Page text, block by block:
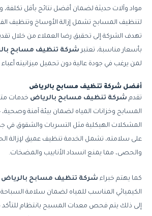
مواد وآلات حديثة لضمان أفضل نتائج بأقل تكلفة،
لتنظيف المسابح تشمل إزالة الأوساخ وتنظيف
تهدف الشركة إلى تحقيق رضا العملاء من خلال
بأسعار مناسبة، تعتبرشركة تنظيف مسابح
لمن يرغب في جودة عالية دون تحميل ميزانيته
أفضل شركة تنظيف مسابح بالرياض
تقدم شركة تنظيف مسابح بالرياض خدمات
المسابح وخزانات المياه لضمان بيئة آمنة وصحية،
المشكلات الهيكلية مثل التسربات والشقوق في
على سلامته، تشمل الخدمة تنظيف عميق لإزالة
والحصى، مما يمنع انسداد الأنابيب والمضخات.
كما يهتم خبراء شركة تنظيف مسابح بالرياض
الكيميائي المناسب للمياه لضمان سلامة
إلى ذلك يتم فحص معدات المسبح بانتظام